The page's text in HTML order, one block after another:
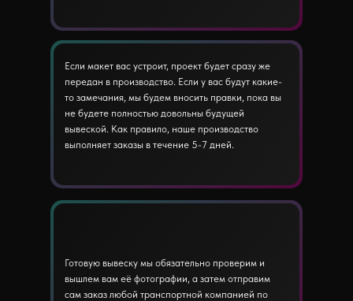
Если макет вас устроит, проект будет сразу же
передан в производство. Если у вас будут какие-
то замечания, мы будем вносить правки, пока вы
не будете полностью довольны будущей
вывеской. Как правило, наше производство
выполняет заказы в течение 5-7 дней.
Готовую вывеску мы обязательно проверим и
вышлем вам её фотографии, а затем отправим
сам заказ любой транспортной компанией по